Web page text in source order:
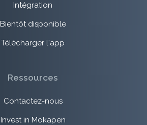
Intégration
Bientôt disponible
Télécharger l'app
Ressources
Contactez-nous
Invest in Mokapen